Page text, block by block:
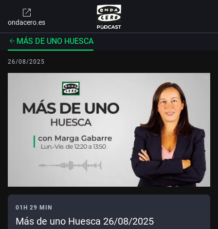
ondacero.es
MÁS DE UNO HUESCA
26/08/2025
01H 29 MIN
Más de uno Huesca 26/08/2025